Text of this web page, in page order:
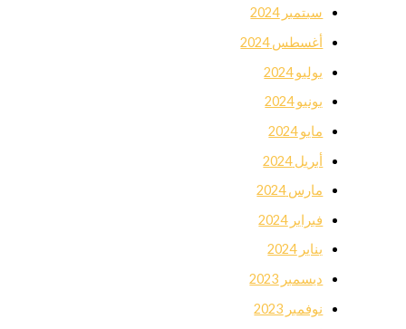
سبتمبر 2024
أغسطس 2024
يوليو 2024
يونيو 2024
مايو 2024
أبريل 2024
مارس 2024
فبراير 2024
يناير 2024
ديسمبر 2023
نوفمبر 2023